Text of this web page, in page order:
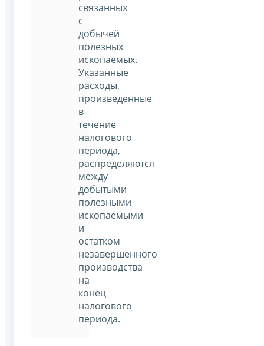
связанных
с
добычей
полезных
ископаемых.
Указанные
расходы,
произведенные
в
течение
налогового
периода,
распределяются
между
добытыми
полезными
ископаемыми
и
остатком
незавершенного
производства
на
конец
налогового
периода.